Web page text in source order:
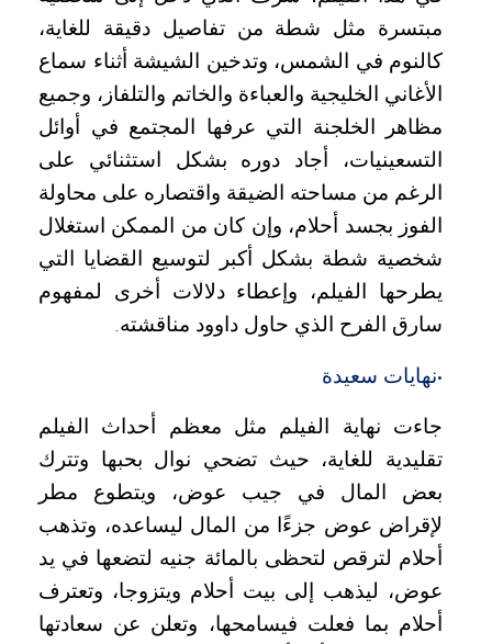
مبتسرة مثل شطة من تفاصيل دقيقة للغاية،
كالنوم في الشمس، وتدخين الشيشة أثناء سماع
الأغاني الخليجية والعباءة والخاتم والتلفاز، وجميع
مظاهر الخلجنة التي عرفها المجتمع في أوائل
التسعينيات، أجاد دوره بشكل استثنائي على
الرغم من مساحته الضيقة واقتصاره على محاولة
الفوز بجسد أحلام، وإن كان من الممكن استغلال
شخصية شطة بشكل أكبر لتوسيع القضايا التي
يطرحها الفيلم، وإعطاء دلالات أخرى لمفهوم
سارق الفرح الذي حاول داوود مناقشته.
•نهايات سعيدة
جاءت نهاية الفيلم مثل معظم أحداث الفيلم
تقليدية للغاية، حيث تضحي نوال بحبها وتترك
بعض المال في جيب عوض، ويتطوع مطر
لإقراض عوض جزءًا من المال ليساعده، وتذهب
أحلام لترقص لتحظى بالمائة جنيه لتضعها في يد
عوض، ليذهب إلى بيت أحلام ويتزوجا، وتعترف
أحلام بما فعلت فيسامحها، وتعلن عن سعادتها